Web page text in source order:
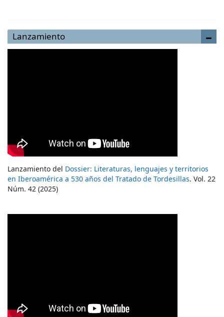
Lanzamiento
Lanzamiento del Dossier: Literaturas, lenguajes y territorios
en Iberoamérica a 530 años del Tratado de Tordesillas. Vol. 22
Núm. 42 (2025)